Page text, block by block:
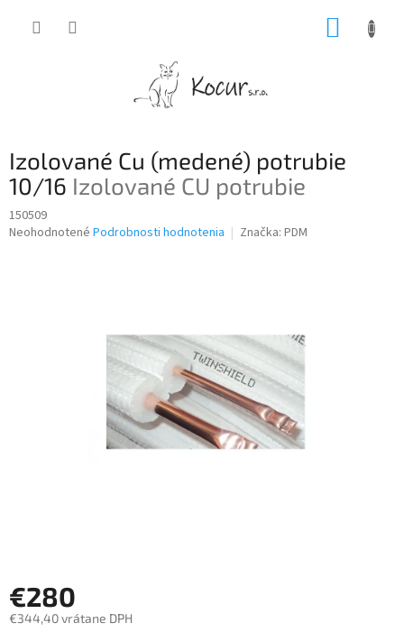
Izolované Cu (medené) potrubie
10/16 Izolované CU potrubie
150509
Priemerné
Neohodnotené Podrobnosti hodnotenia Značka: PDM
€280
€344,40 vrátane DPH